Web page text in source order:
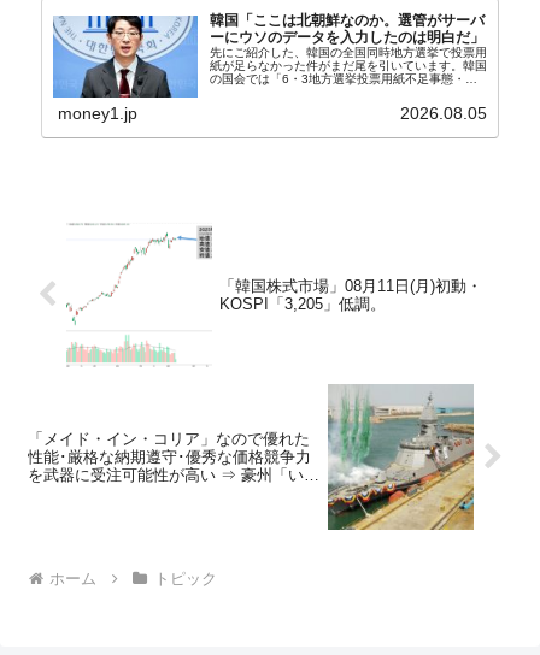
韓国「ここは北朝鮮なのか。選管がサーバ
ーにウソのデータを入力したのは明白だ」
先にご紹介した、韓国の全国同時地方選挙で投票用
紙が足らなかった件がまだ尾を引いています。韓国
の国会では「6・3地方選挙投票用紙不足事態・国
す。『国民の力』の朱晋佑（チュ・ジヌ）議員はそ
money1.jp 2026.08.05
「韓国株式市場」08月11日(月)初動・
KOSPI「3,205」低調。
「メイド・イン・コリア」なので優れた
性能･厳格な納期遵守･優秀な価格競争力
を武器に受注可能性が高い ⇒ 豪州「いり
ホーム トピック